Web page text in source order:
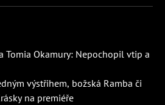
Tomia Okamury: Nepochopil vtip a
výstřihem, božská Ramba či
na premiéře